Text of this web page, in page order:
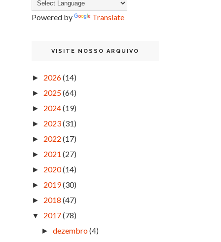
Powered by Translate
VISITE NOSSO ARQUIVO
► 2026(14)
► 2025(64)
► 2024(19)
► 2023(31)
► 2022 (17)
► 2021 (27)
► 2020(14)
► 2019(30)
► 2018 (47)
▼ 2017(78)
►dezembro(4)